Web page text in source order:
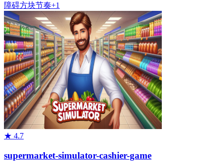
障碍方块节奏+1
★ 4.7
supermarket-simulator-cashier-game